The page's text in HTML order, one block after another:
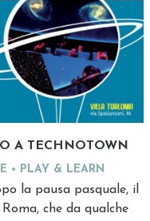
A TECHNOTOWN
PLAY & LEARN
la pausa pasquale, il
che da qualche